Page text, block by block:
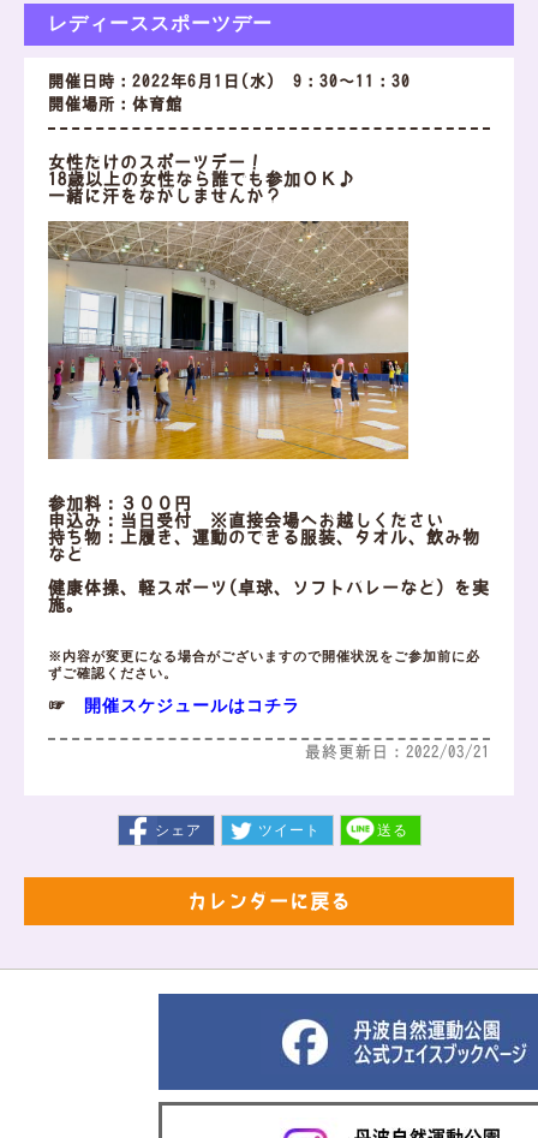
レディーススポーツデー
開催日時：2022年6月1日(水) 9：30～11：30
開催場所：体育館
女性だけのスポーツデー！
18歳以上の女性なら誰でも参加ＯＫ♪
一緒に汗をながしませんか？
参加料：３００円
申込み：当日受付 ※直接会場へお越しください
持ち物：上履き、運動のできる服装、タオル、飲み物
など
健康体操、軽スポーツ(卓球、ソフトバレーなど）を実
施。
※内容が変更になる場合がございますので開催状況をご参加前に必
ずご確認ください。
☞ 開催スケジュールはコチラ
最終更新日：2022/03/21
シェア ツイート 送る
カレンダーに戻る